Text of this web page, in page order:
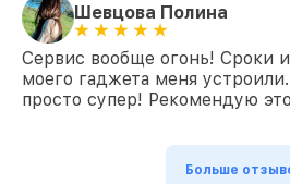
Шевцова Полина
Сервис вообще огонь! Сроки
моего гаджета меня
просто супер! Рекомендую
Больше